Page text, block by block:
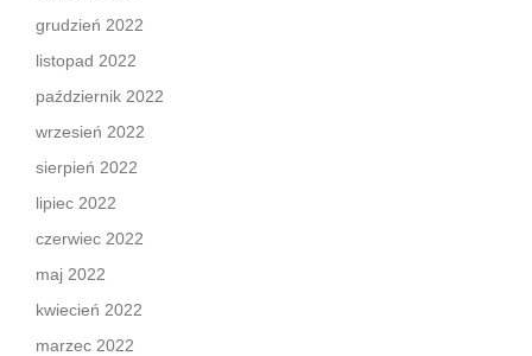
grudzień 2022
listopad 2022
październik 2022
wrzesień 2022
sierpień 2022
lipiec 2022
czerwiec 2022
maj 2022
kwiecień 2022
marzec 2022